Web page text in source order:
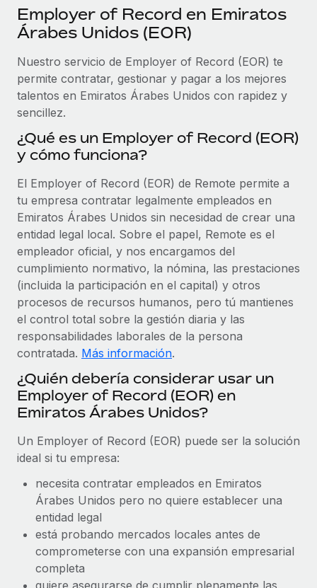
esenciales.
SERVICIOS
Pregunta a un experto
Obtén ayuda de gente experta en RR. HH. globales
Comprobaciones de antecedentes
Cumplimiento normativo
Adelántate a los riesgos de cumplimiento
normativo.
Gestión de dispositivos
Proporciona dispositivos tecnológicos y contrólalos
en todo el mundo.
Apertura de entidades
Abre entidades conforme a la legalidad enseguida.
Movilidad y reubicación
Reubica a los empleados con facilidad.
Gestiona las prestaciones de los empleados sin
complicaciones.
Descubre oportunidades de colaborar con nosotros.
Remote Build Próximamente
Consultoría de integraciones y automatización con IA.
CASOS PRÁCTICOS
Centro de información
Obtén ayuda
Consulta todos los recursos
BLOG
Nómina global
EOR y PEO
Contractor Management
Impuestos
Explora el blog
BLOG
Novedades de producto de Remote:
Management Plus
La misión de Remote sigue siendo ayudar a empresas de
todos los tamaños a contratar, gestionar y...
Más información
Pento se convierte en un empleador equitativo
con Remote
Gestionar las nóminas internamente es complicado. Tardas
semanas en hacerlo manualmente y, al mes...
Más información
Employer of Record en Emiratos
Árabes Unidos (EOR)
Nuestro servicio de Employer of Record (EOR) te
permite contratar, gestionar y pagar a los mejores
talentos en Emiratos Árabes Unidos con rapidez y
sencillez.
¿Qué es un Employer of Record (EOR)
y cómo funciona?
El Employer of Record (EOR) de Remote permite a
tu empresa contratar legalmente empleados en
Emiratos Árabes Unidos sin necesidad de crear una
entidad legal local. Sobre el papel, Remote es el
empleador oficial, y nos encargamos del
cumplimiento normativo, la nómina, las prestaciones
(incluida la participación en el capital) y otros
procesos de recursos humanos, pero tú mantienes
el control total sobre la gestión diaria y las
responsabilidades laborales de la persona
contratada. Más información.
¿Quién debería considerar usar un
Employer of Record (EOR) en
Emiratos Árabes Unidos?
Un Employer of Record (EOR) puede ser la solución
ideal si tu empresa:
necesita contratar empleados en Emiratos
Árabes Unidos pero no quiere establecer una
entidad legal
está probando mercados locales antes de
comprometerse con una expansión empresarial
completa
quiere asegurarse de cumplir plenamente las